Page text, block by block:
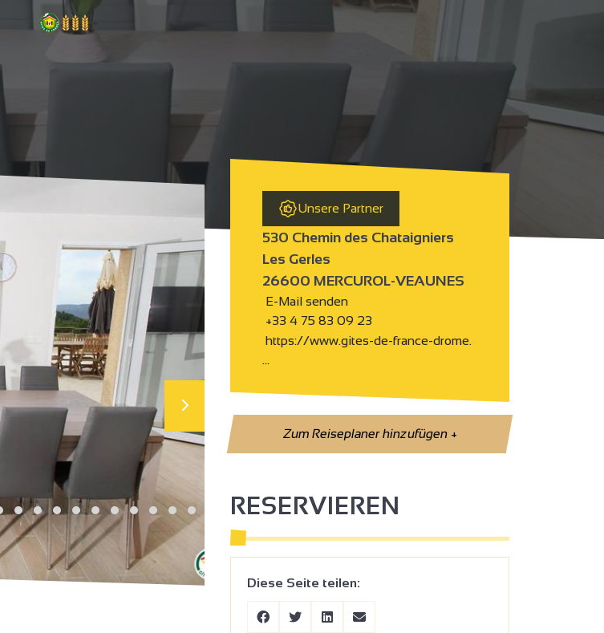
Unsere Partner
530 Chemin des Chataigniers
Les Gerles
26600 MERCUROL-VEAUNES
E-Mail senden
+33 4 75 83 09 23
https://www.gites-de-france-drome.
…
Zum Reiseplaner hinzufügen+
RESERVIEREN
Diese Seite teilen: